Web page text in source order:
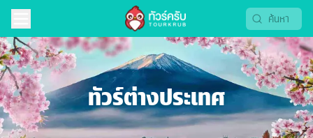
ทัวร์ต่างประเทศ